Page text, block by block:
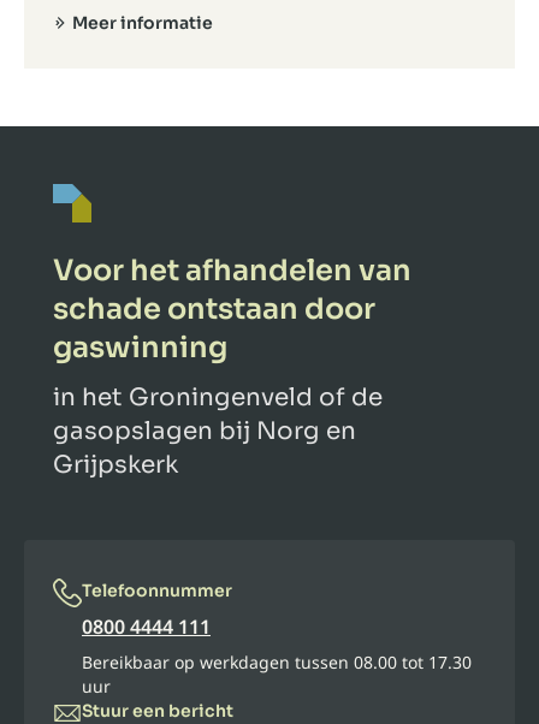
Meer informatie
Voor het afhandelen van
schade ontstaan door
gaswinning
in het Groningenveld of de
gasopslagen bij Norg en
Grijpskerk
Telefoonnummer
0800 4444 111
Bereikbaar op werkdagen tussen 08.00 tot 17.30
uur
Stuur een bericht